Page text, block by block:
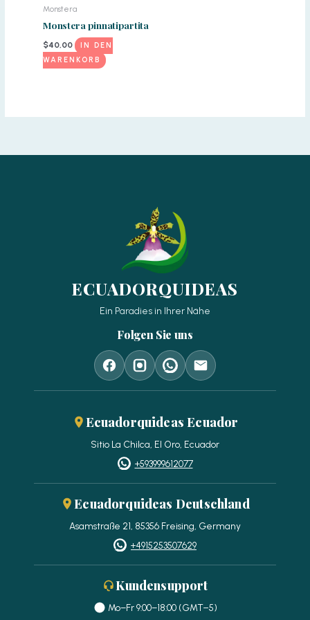
Monstera
Monstera pinnatipartita
$40,00
IN DEN
WARENKORB
ECUADORQUIDEAS
Ein Paradies in Ihrer Nähe
Folgen Sie uns
Ecuadorquideas Ecuador
Sitio La Chilca, El Oro, Ecuador
+593999612077
Ecuadorquideas Deutschland
Asamstraße 21, 85356 Freising, Germany
+4915253507629
Kundensupport
Mo–Fr 9:00–18:00 (GMT−5)